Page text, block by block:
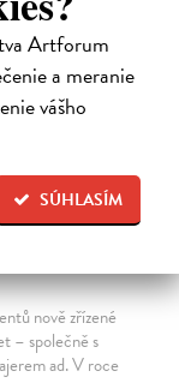
Artforum
a meranie
vášho
SÚHLASÍM
nově zřízené
– společně s
ad. V roce